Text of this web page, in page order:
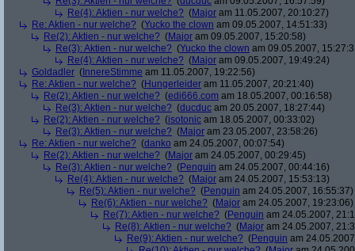
Re(4): Aktien - nur welche? (Major am 11.05.2007, 20:10:27)
Re: Aktien - nur welche? (Yucko the clown am 09.05.2007, 14:51:33)
Re(2): Aktien - nur welche? (Major am 09.05.2007, 15:20:58)
Re(3): Aktien - nur welche? (Yucko the clown am 09.05.2007,
Re(4): Aktien - nur welche? (Major am 09.05.2007, 19:49:24)
Goldadler ( InnereStimme am 11.05.2007, 19:22:56)
Re: Aktien - nur welche? (Hungerleider am 11.05.2007, 20:21:40)
Re(2): Aktien - nur welche? (edi666.com am 18.05.2007, 00:16:58)
Re(3): Aktien - nur welche? (ducduc am 20.05.2007, 18:27:44)
Re(2): Aktien - nur welche? (isotonic am 18.05.2007, 00:33:02)
Re(3): Aktien - nur welche? (Major am 23.05.2007, 23:58:26)
Re: Aktien - nur welche? (danko am 24.05.2007, 00:07:54)
Re(2): Aktien - nur welche? (Major am 24.05.2007, 00:29:45)
Re(3): Aktien - nur welche? (Penguin am 24.05.2007, 00:44:16)
Re(4): Aktien - nur welche? (Major am 24.05.2007, 15:53:13)
Re(5): Aktien - nur welche? (Penguin am 24.05.2007, 16:55:37)
Re(6): Aktien - nur welche? (Major am 24.05.2007, 19:23:06)
Re(7): Aktien - nur welche? (Penguin am 24.05.2007,
Re(8): Aktien - nur welche? (Major am 24.05.2007,
Re(9): Aktien - nur welche? (Penguin am